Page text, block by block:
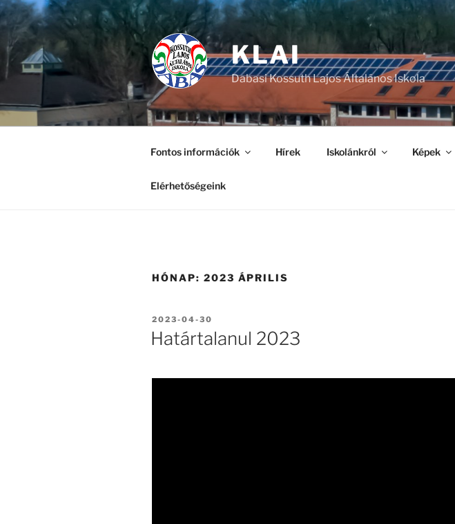
Tartalomhoz
KLAI
Dabasi Kossuth Lajos Általános Iskola
Fontos információk Hírek Iskolánkról Képek
Elérhetőségeink
HÓNAP: 2023 ÁPRILIS
BEKÜLDVE:
2023-04-30
Határtalanul 2023